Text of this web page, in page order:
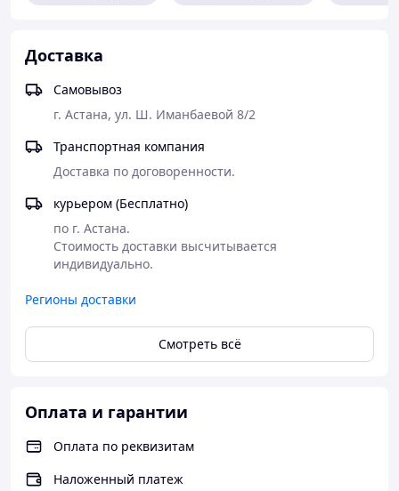
Доставка
Самовывоз
г. Астана, ул. Ш. Иманбаевой 8/2
Транспортная компания
Доставка по договоренности.
курьером (Бесплатно)
по г. Астана.
Стоимость доставки высчитывается
индивидуально.
Регионы доставки
Смотреть всё
Оплата и гарантии
Оплата по реквизитам
Наложенный платеж